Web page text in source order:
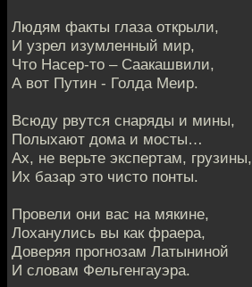
Людям факты глаза открыли,
И узрел изумленный мир,
Что Насер-то – Саакашвили,
А вот Путин - Голда Меир.
Всюду рвутся снаряды и мины,
Полыхают дома и мосты…
Ах, не верьте экспертам, грузины,
Их базар это чисто понты.
Провели они вас на мякине,
Лоханулись вы как фраера,
Доверяя прогнозам Латыниной
И словам Фельгенгауэра.